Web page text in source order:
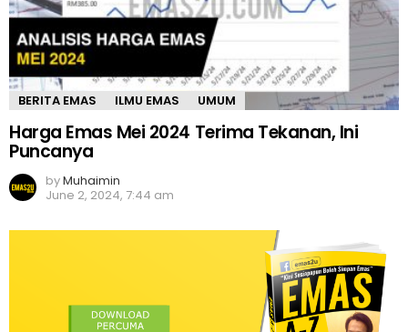
BERITA EMAS ILMU EMAS UMUM
Harga Emas Mei 2024 Terima Tekanan, Ini
Puncanya
byMuhaimin
June 2, 2024, 7:44 am